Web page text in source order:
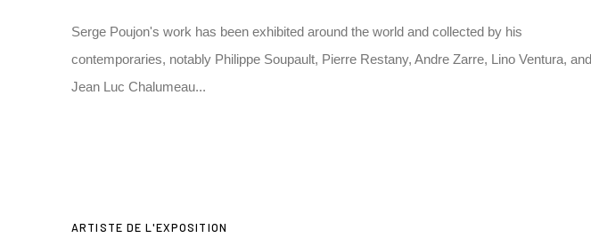
Serge Poujon's work has been exhibited around the world and collected by his
contemporaries, notably Philippe Soupault, Pierre Restany, Andre Zarre, Lino Ventura, and
Jean Luc Chalumeau...
ARTISTE DE L'EXPOSITION